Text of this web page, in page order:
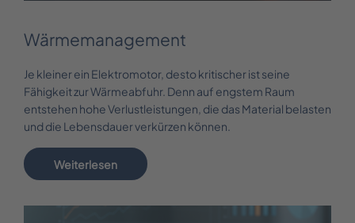
Wärmemanagement
Je kleiner ein Elektromotor, desto kritischer ist seine
Fähigkeit zur Wärmeabfuhr. Denn auf engstem Raum
entstehen hohe Verlustleistungen, die das Material belasten
und die Lebensdauer verkürzen können.
Weiterlesen